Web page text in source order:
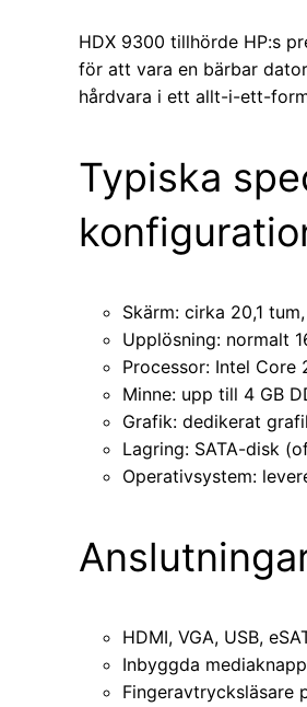
HDX 9300 tillhörde HP:s
för att vara en bärbar
hårdvara i ett allt-i-ett-
Typiska
Skärm: cirka 20,1
Upplösning: normalt
Processor: Intel Core
Minne: upp till 4 GB
Grafik: dedikerat
Lagring: SATA-disk
Operativsystem:
HDMI, VGA, USB,
Inbyggda
Fingeravtrycksläsare